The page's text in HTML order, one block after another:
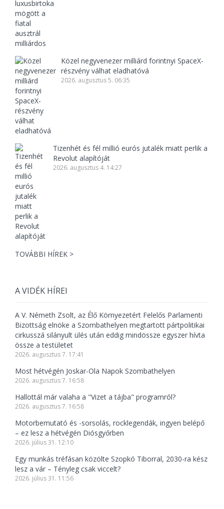
Közel negyvenezer milliárd forintnyi SpaceX-
részvény válhat eladhatóvá
2026. augusztus 5. 06:35
Tizenhét és fél millió eurós jutalék miatt perlik a
Revolut alapítóját
2026. augusztus 4. 14:27
TOVÁBBI HÍREK >
A VIDÉK HÍREI
A V. Németh Zsolt, az Élő Környezetért Felelős Parlamenti
Bizottság elnöke a Szombathelyen megtartott pártpolitikai
cirkusszá silányult ülés után eddig mindössze egyszer hívta
össze a testületet
2026. augusztus 7. 17:41
Most hétvégén Joskar-Ola Napok Szombathelyen
2026. augusztus 7. 16:58
Hallottál már valaha a "Vizet a tájba" programról?
2026. augusztus 7. 16:58
Motorbemutató és -sorsolás, rocklegendák, ingyen belépő
– ez lesz a hétvégén Diósgyőrben
2026. július 31. 12:10
Egy munkás tréfásan közölte Szopkó Tiborral, 2030-ra kész
lesz a vár – Tényleg csak viccelt?
2026. július 31. 11:56